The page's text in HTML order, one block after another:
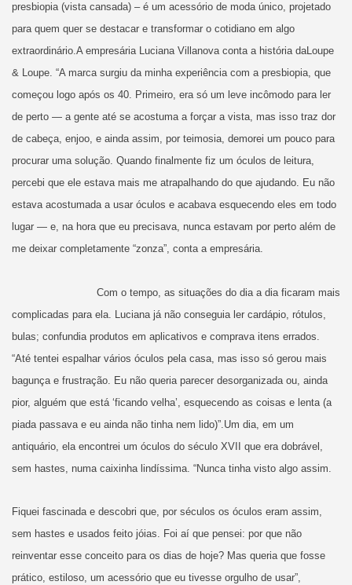
presbiopia (vista cansada) – é um acessório de moda único, projetado
para quem quer se destacar e transformar o cotidiano em algo
extraordinário.A empresária Luciana Villanova conta a história daLoupe
& Loupe. “A marca surgiu da minha experiência com a presbiopia, que
começou logo após os 40. Primeiro, era só um leve incômodo para ler
de perto — a gente até se acostuma a forçar a vista, mas isso traz dor
de cabeça, enjoo, e ainda assim, por teimosia, demorei um pouco para
procurar uma solução. Quando finalmente fiz um óculos de leitura,
percebi que ele estava mais me atrapalhando do que ajudando. Eu não
estava acostumada a usar óculos e acabava esquecendo eles em todo
lugar — e, na hora que eu precisava, nunca estavam por perto além de
me deixar completamente “zonza”, conta a empresária.
Com o tempo, as situações do dia a dia ficaram mais
complicadas para ela. Luciana já não conseguia ler cardápio, rótulos,
bulas; confundia produtos em aplicativos e comprava itens errados.
“Até tentei espalhar vários óculos pela casa, mas isso só gerou mais
bagunça e frustração. Eu não queria parecer desorganizada ou, ainda
pior, alguém que está ‘ficando velha’, esquecendo as coisas e lenta (a
piada passava e eu ainda não tinha nem lido)”.Um dia, em um
antiquário, ela encontrei um óculos do século XVII que era dobrável,
sem hastes, numa caixinha lindíssima. “Nunca tinha visto algo assim.
Fiquei fascinada e descobri que, por séculos os óculos eram assim,
sem hastes e usados feito jóias. Foi aí que pensei: por que não
reinventar esse conceito para os dias de hoje? Mas queria que fosse
prático, estiloso, um acessório que eu tivesse orgulho de usar”,